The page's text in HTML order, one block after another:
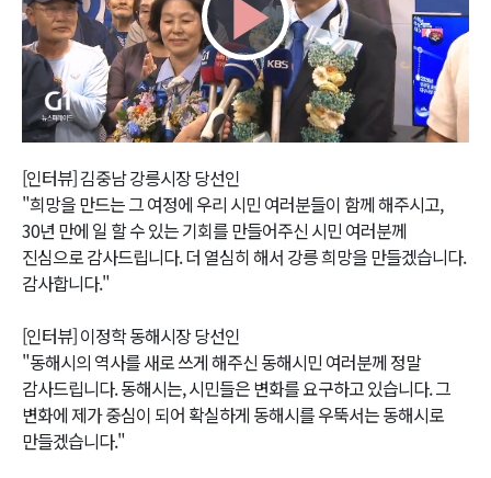
Play
Video
[인터뷰] 김중남 강릉시장 당선인
"희망을 만드는 그 여정에 우리 시민 여러분들이 함께 해주시고,
30년 만에 일 할 수 있는 기회를 만들어주신 시민 여러분께
진심으로 감사드립니다. 더 열심히 해서 강릉 희망을 만들겠습니다.
감사합니다."
[인터뷰] 이정학 동해시장 당선인
"동해시의 역사를 새로 쓰게 해주신 동해시민 여러분께 정말
감사드립니다. 동해시는, 시민들은 변화를 요구하고 있습니다. 그
변화에 제가 중심이 되어 확실하게 동해시를 우뚝서는 동해시로
만들겠습니다."